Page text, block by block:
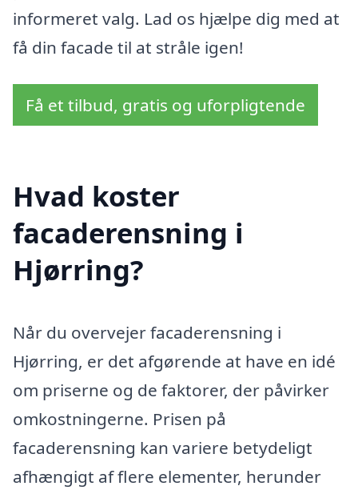
informeret valg. Lad os hjælpe dig med at
få din facade til at stråle igen!
Få et tilbud, gratis og uforpligtende
Hvad koster
facaderensning i
Hjørring?
Når du overvejer facaderensning i
Hjørring, er det afgørende at have en idé
om priserne og de faktorer, der påvirker
omkostningerne. Prisen på
facaderensning kan variere betydeligt
afhængigt af flere elementer, herunder